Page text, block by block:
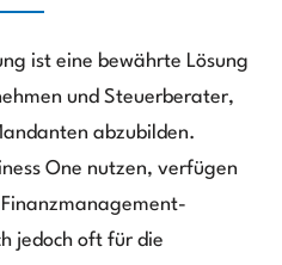
ist eine bewährte Lösung
und Steuerberater,
abzubilden.
One nutzen, verfügen
jedoch oft für die